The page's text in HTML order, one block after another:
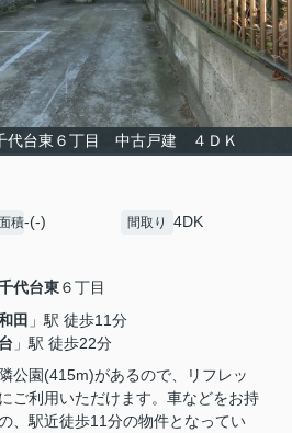
代台東６丁目 中古戸建 ４ＤＫ
積-(-) 間取り 4DK
代台東６丁目
田 」駅 徒歩11分
」駅 徒歩22分
公園(415m)があるので、リフレッ
ご利用いただけます。車などをお持
、駅近徒歩11分の物件となってい